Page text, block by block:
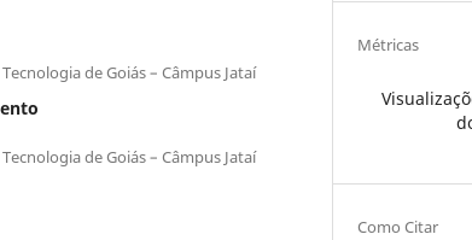
de Goiás – Câmpus Jataí
de Goiás – Câmpus Jataí
Métricas
Como Citar